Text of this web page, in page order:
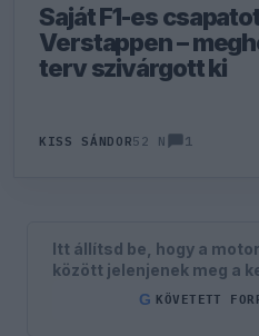
Saját F1-es
Verstappen –
terv szivárgott ki
KISS SÁNDOR52 N 1
Itt állítsd be, hogy a
között jelenjenek meg a
G KÖVETETT